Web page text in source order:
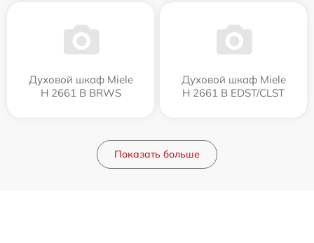
Духовой шкаф Miele
H 2661 B BRWS
Духовой шкаф Miele
H 2661 B EDST/CLST
Показать больше